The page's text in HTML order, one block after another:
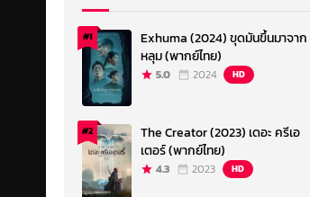
#1
Exhuma (2024) ขุดมันขึ้นมาจาก
หลุม (พากย์ไทย)
5.0 2024 HD
#2
The Creator (2023) เดอะ ครีเอ
เตอร์ (พากย์ไทย)
4.3 2023 HD